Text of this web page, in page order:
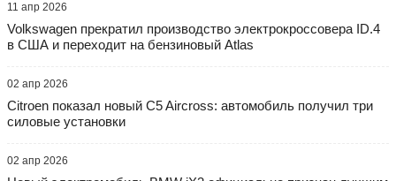
11 апр 2026
Volkswagen прекратил производство электрокроссовера ID.4
в США и переходит на бензиновый Atlas
02 апр 2026
Citroen показал новый C5 Aircross: автомобиль получил три
силовые установки
02 апр 2026